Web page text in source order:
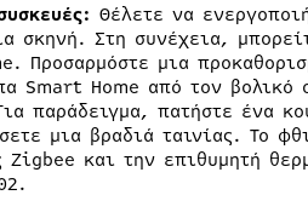
Θέλετε να
σκηνή. Στη συνέχεια,
Προσαρμόστε μια
Smart Home από τον βολικό
παράδειγμα, πατήστε ένα
μια βραδιά ταινίας. Το
και την επιθυμητή